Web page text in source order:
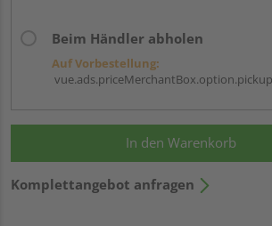
Beim Händler abholen
Auf Vorbestellung:
In den Warenkorb
Komplettangebot anfragen